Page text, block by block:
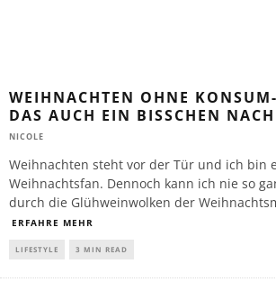
WEIHNACHTEN OHNE
DAS AUCH EIN BISSCHEN
NICOLE
Weihnachten steht vor der Tür und ich bin
Weihnachtsfan. Dennoch kann ich nie so
durch die Glühweinwolken der
ERFAHRE MEHR
LIFESTYLE 3 MIN READ